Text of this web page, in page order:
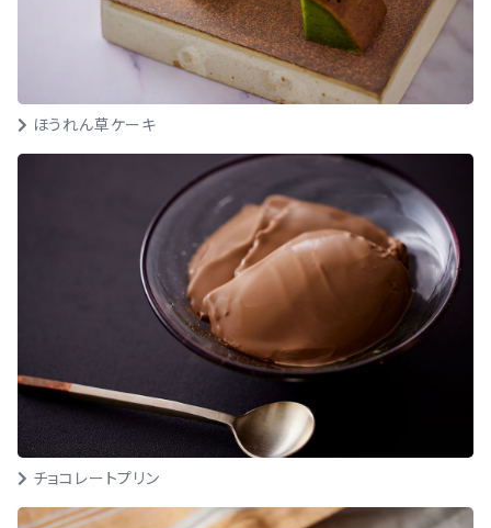
ほうれん草ケーキ
チョコレートプリン